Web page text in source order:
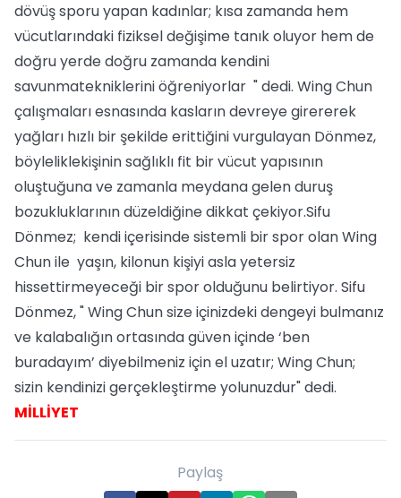
dövüş sporu yapan kadınlar; kısa zamanda hem
vücutlarındaki fiziksel değişime tanık oluyor hem de
doğru yerde doğru zamanda kendini
savunmatekniklerini öğreniyorlar " dedi. Wing Chun
çalışmaları esnasında kasların devreye girererek
yağları hızlı bir şekilde erittiğini vurgulayan Dönmez,
böyleliklekişinin sağlıklı fit bir vücut yapısının
oluştuğuna ve zamanla meydana gelen duruş
bozukluklarının düzeldiğine dikkat çekiyor.Sifu
Dönmez; kendi içerisinde sistemli bir spor olan Wing
Chun ile yaşın, kilonun kişiyi asla yetersiz
hissettirmeyeceği bir spor olduğunu belirtiyor. Sifu
Dönmez, " Wing Chun size içinizdeki dengeyi bulmanız
ve kalabalığın ortasında güven içinde ‘ben
buradayım’ diyebilmeniz için el uzatır; Wing Chun;
sizin kendinizi gerçekleştirme yolunuzdur" dedi.
MİLLİYET
Paylaş